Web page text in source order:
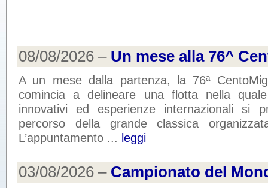
08/08/2026 – Un mese alla 76^
A un mese dalla partenza, la 76ª
comincia a delineare una flotta nella
innovativi ed esperienze internazionali si
percorso della grande classica
L’appuntamento ... leggi
03/08/2026 – Campionato del